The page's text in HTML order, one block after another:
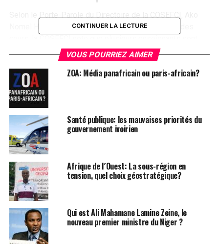
Nomel Hidry « une semaine après le redémarrage des
déclarés positifs au COVID-19 à l’intérieur du pays. C’est
le cas à Anoumaba , Sinématiali, Soubré, Guiglo, Gouméré,
Man…
En effet, après investigations, il ressort que ces cas
seraient issus du groupe d’enseignants partis d’Abidjan
après leurs dépistages sans leurs résultats.
La COSEFCI, voudrait saluer la promptitude avec laquelle
les services de santé dédiés les ont repérés puis les ont
isolés du reste des populations.
Toutefois, c’est le lieu pour la COSEFCI, de rappeler qu’elle
avait fortement mis en garde contre de nouvelles
contaminations de l’intérieur du pays par cette réouverture
précipitée de l’école. »
Il est clair que le gouvernement en reouvrant l´école sans
aucun test de la bonne pratique des mesures de lutte
contre le Covid-19 dans les établissements scolaires et
universitaires, livrait le corps enseignants et les élèves à
CONTINUER LA LECTURE
VOUS POURRIEZ AIMER
ZOA: Média panafricain ou paris-africain?
Santé publique: les mauvaises priorités du
gouvernement ivoirien
Afrique de l´Ouest: La sous-région en
tension, quel choix géostratégique?
Qui est Ali Mahamane Lamine Zeine, le
nouveau premier ministre du Niger ?